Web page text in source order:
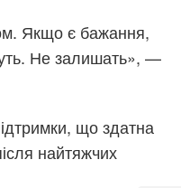
Якщо є бажання,
Не залишать», —
що здатна
найтяжчих